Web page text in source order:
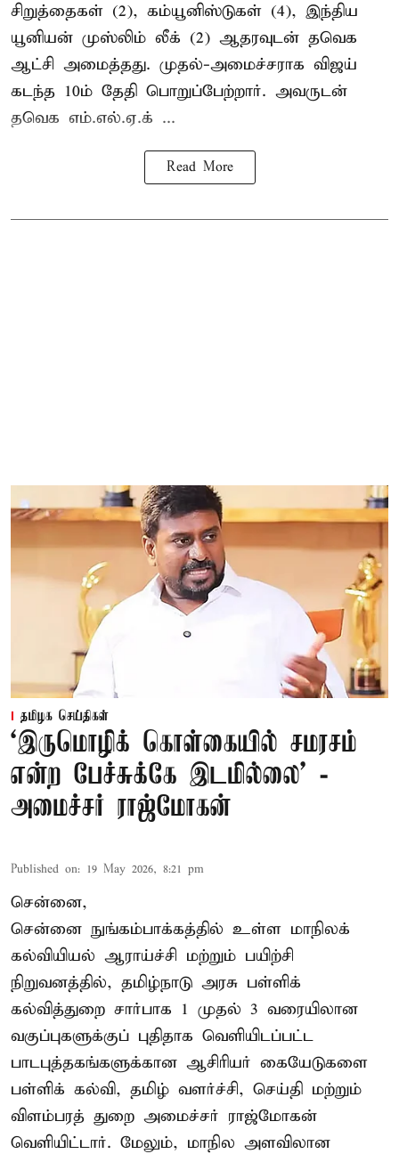
சிறுத்தைகள் (2), கம்யூனிஸ்டுகள் (4), இந்திய
யூனியன் முஸ்லிம் லீக் (2) ஆதரவுடன் தவெக
ஆட்சி அமைத்தது. முதல்-அமைச்சராக விஜய்
கடந்த 10ம் தேதி பொறுப்பேற்றார். அவருடன்
தவெக எம்.எல்.ஏ.க் ...
Read More
தமிழக செய்திகள்
‘இருமொழிக் கொள்கையில் சமரசம்
என்ற பேச்சுக்கே இடமில்லை’ -
அமைச்சர் ராஜ்மோகன்
Published on: 19 May 2026, 8:21 pm
சென்னை,
சென்னை நுங்கம்பாக்கத்தில் உள்ள மாநிலக்
கல்வியியல் ஆராய்ச்சி மற்றும் பயிற்சி
நிறுவனத்தில், தமிழ்நாடு அரசு பள்ளிக்
கல்வித்துறை சார்பாக 1 முதல் 3 வரையிலான
வகுப்புகளுக்குப் புதிதாக வெளியிடப்பட்ட
பாடபுத்தகங்களுக்கான ஆசிரியர் கையேடுகளை
பள்ளிக் கல்வி, தமிழ் வளர்ச்சி, செய்தி மற்றும்
விளம்பரத் துறை அமைச்சர் ராஜ்மோகன்
வெளியிட்டார். மேலும், மாநில அளவிலான